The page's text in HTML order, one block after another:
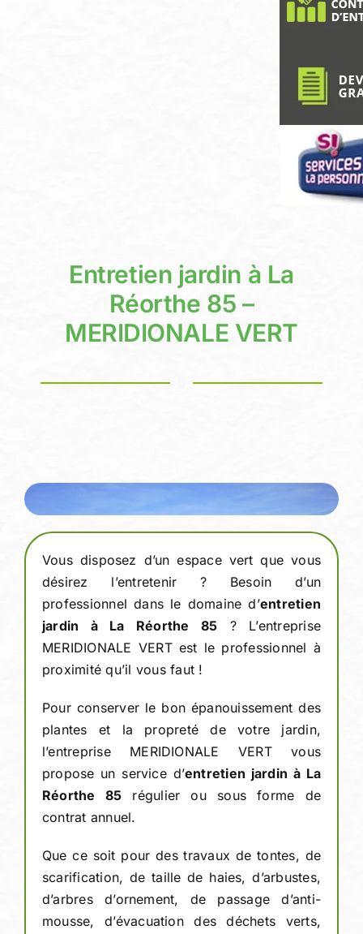
Entretien jardin à La
Réorthe 85 –
MERIDIONALE VERT
Vous disposez d’un espace vert que vous
désirez l’entretenir ? Besoin d’un
professionnel dans le domaine d’entretien
jardin à La Réorthe 85 ? L’entreprise
MERIDIONALE VERT est le professionnel à
proximité qu’il vous faut !
Pour conserver le bon épanouissement des
plantes et la propreté de votre jardin,
l’entreprise MERIDIONALE VERT vous
propose un service d’entretien jardin à La
Réorthe 85 régulier ou sous forme de
contrat annuel.
Que ce soit pour des travaux de tontes, de
scarification, de taille de haies, d’arbustes,
d’arbres d’ornement, de passage d’anti-
mousse, d’évacuation des déchets verts,